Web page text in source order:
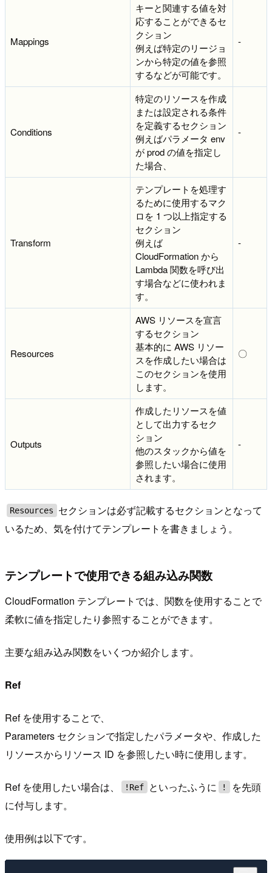
Mappings
キーと関連する値を対
応することができるセ
クション
例えば特定のリージョ
ンから特定の値を参照
するなどが可能です。
-
Conditions
特定のリソースを作成
または設定される条件
を定義するセクション
例えばパラメータ env
が prod の値を指定し
た場合、
-
Transform
テンプレートを処理す
るために使用するマク
ロを 1 つ以上指定する
セクション
例えば
CloudFormation から
Lambda 関数を呼び出
す場合などに使われま
す。
-
Resources
AWS リソースを宣言
するセクション
基本的に AWS リソー
スを作成したい場合は
このセクションを使用
します。
〇
Outputs
作成したリソースを値
として出力するセク
ション
他のスタックから値を
参照したい場合に使用
されます。
-
Resources
セクションは必ず記載するセクションとなって
いるため、気を付けてテンプレートを書きましょう。
テンプレートで使用できる組み込み関数
CloudFormation テンプレートでは、関数を使用することで
柔軟に値を指定したり参照することができます。
主要な組み込み関数をいくつか紹介します。
Ref
Ref を使用することで、
Parameters セクションで指定したパラメータや、作成した
リソースからリソース ID を参照したい時に使用します。
Ref を使用したい場合は、 !Ref といったふうに !
を先頭
に付与します。
使用例は以下です。